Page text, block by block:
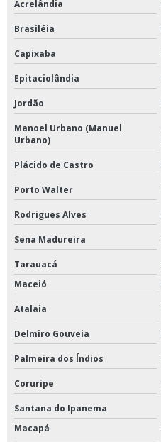
Acrelândia
Brasiléia
Capixaba
Epitaciolândia
Jordão
Manoel Urbano (Manuel
Urbano)
Plácido de Castro
Porto Walter
Rodrigues Alves
Sena Madureira
Tarauacá
Maceió
Atalaia
Delmiro Gouveia
Palmeira dos Índios
Coruripe
Santana do Ipanema
Macapá